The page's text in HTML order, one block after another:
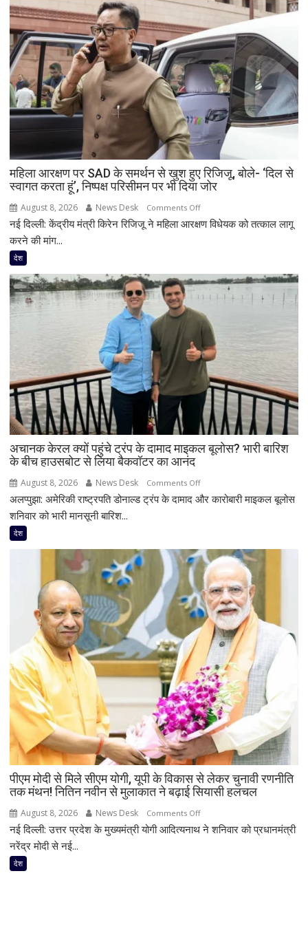
महिला आरक्षण पर SAD के समर्थन से खुश हुए रिजिजू, बोले- ‘दिल से
स्वागत करता हूं’, निष्पक्ष परिसीमन पर भी दिया जोर
August 8, 2026 News Desk Comments Offon
महिला
के
समर्थन
से
खुश
रिजिजू,
बोले-
‘दिल
से
स्वागत
करता
हूं’,
परिसीमन
पर
नई दिल्ली: केंद्रीय मंत्री किरेन रिजिजू ने महिला आरक्षण विधेयक को तत्काल लागू
करने की मांग...
देश
अचानक केरल क्यों पहुंचे ट्रंप के दामाद माइकल बूलोस? भारी बारिश
के बीच हाउसबोट से लिया बैकवॉटर का आनंद
August 8, 2026 News Desk Comments Offon
अचानक
ट्रंप
के
दामाद
माइकल
बूलोस?
भारी
बारिश
के
बीच
हाउसबोट
से
लिया
बैकवॉटर
का
आनंद
अलप्पुझा: अमेरिकी राष्ट्रपति डोनाल्ड ट्रंप के दामाद और कारोबारी माइकल बूलोस
शनिवार को भारी मानसूनी बारिश...
देश
पीएम मोदी से मिले सीएम योगी, यूपी के विकास से लेकर चुनावी रणनीति
तक मंथन! नितिन नवीन से मुलाकात ने बढ़ाई सियासी हलचल
August 8, 2026 News Desk Comments Offon
पीएम
नई दिल्ली: उत्तर प्रदेश के मुख्यमंत्री योगी आदित्यनाथ ने शनिवार को प्रधानमंत्री
नरेंद्र मोदी से नई...
देश